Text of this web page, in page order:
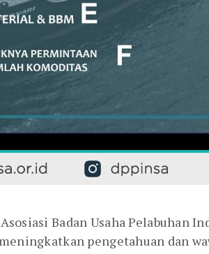
Badan Usaha Pelabuhan
pengetahuan dan